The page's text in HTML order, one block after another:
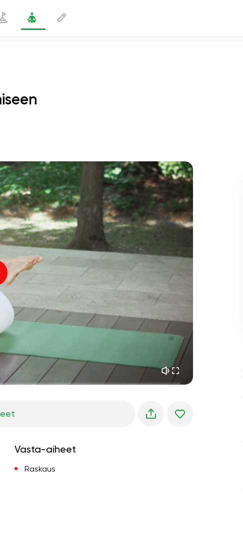
sielun lento 01:44
sisäinen rauha
aamun unelmat 01:34
metsän viileys
kesäsade
vuoren hiljaisuus 02:00
merituuli 02:00
kevätmetsä 02:00
Vasta-aiheet
Raskaus